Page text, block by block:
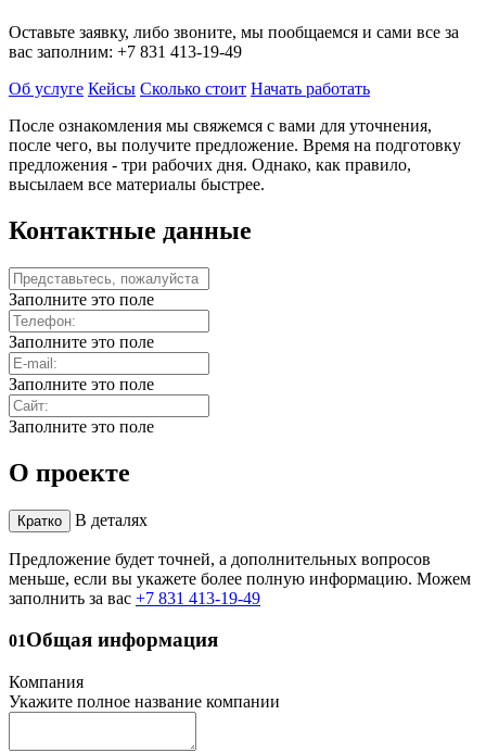
Оставьте заявку, либо звоните, мы пообщаемся и сами все за
вас заполним: +7 831 413-19-49
Об услуге Кейсы Сколько стоит Начать работать
После ознакомления мы свяжемся с вами для уточнения,
после чего, вы получите предложение. Время на подготовку
предложения - три рабочих дня. Однако, как правило,
высылаем все материалы быстрее.
Контактные данные
Заполните это поле
Заполните это поле
Заполните это поле
Заполните это поле
О проекте
Кратко В деталях
Предложение будет точней, а дополнительных вопросов
меньше, если вы укажете более полную информацию. Можем
заполнить за вас +7 831 413-19-49
01Общая информация
Компания
Укажите полное название компании